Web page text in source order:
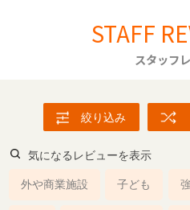
STAFF
スタッフ
絞り込み
気になるレビューを表示
外や商業施設 子ども